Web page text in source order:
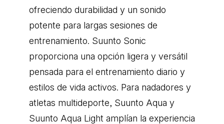
ofreciendo durabilidad y un sonido
potente para largas sesiones de
entrenamiento. Suunto Sonic
proporciona una opción ligera y versátil
pensada para el entrenamiento diario y
estilos de vida activos. Para nadadores y
atletas multideporte, Suunto Aqua y
Suunto Aqua Light amplían la experiencia